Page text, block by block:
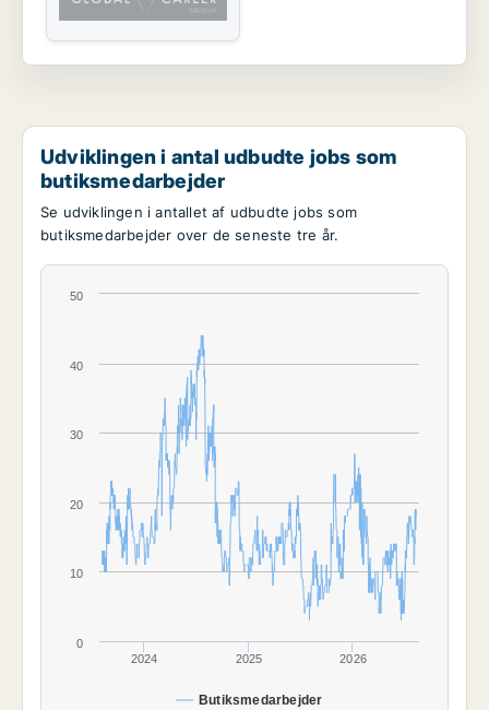
Udviklingen i antal udbudte jobs som
butiksmedarbejder
Se udviklingen i antallet af udbudte jobs som
butiksmedarbejder over de seneste tre år.
Butiksmedarbejder
2024 2025 2026
0
10
20
30
40
50